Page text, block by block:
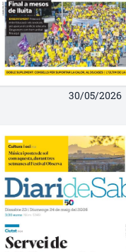
30/05/2026